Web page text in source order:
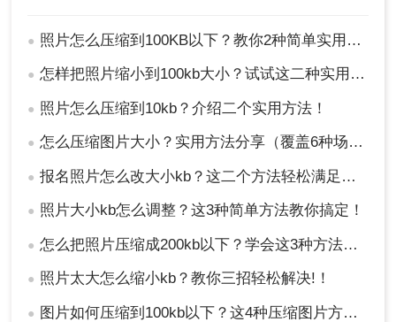
● 照片怎么压缩到100KB以下？教你2种简单实用的压缩方法
● 怎样把照片缩小到100kb大小？试试这二种实用方法！
● 照片怎么压缩到10kb？介绍二个实用方法！
● 怎么压缩图片大小？实用方法分享（覆盖6种场景+参数优化+避坑技巧）！
● 报名照片怎么改大小kb？这二个方法轻松满足你的需求！
● 照片大小kb怎么调整？这3种简单方法教你搞定！
● 怎么把照片压缩成200kb以下？学会这3种方法照片随意压缩!！
● 照片太大怎么缩小kb？教你三招轻松解决!！
● 图片如何压缩到100kb以下？这4种压缩图片方法很实用！